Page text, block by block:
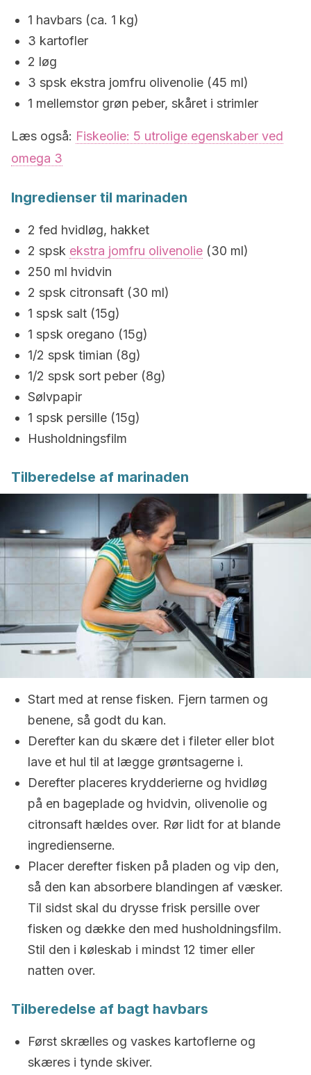
1 havbars (ca. 1 kg)
3 kartofler
2 løg
3 spsk ekstra jomfru olivenolie (45 ml)
1 mellemstor grøn peber, skåret i strimler
Læs også: Fiskeolie: 5 utrolige egenskaber ved
omega 3
Ingredienser til marinaden
2 fed hvidløg, hakket
2 spsk ekstra jomfru olivenolie (30 ml)
250 ml hvidvin
2 spsk citronsaft (30 ml)
1 spsk salt (15g)
1 spsk oregano (15g)
1/2 spsk timian (8g)
1/2 spsk sort peber (8g)
Sølvpapir
1 spsk persille (15g)
Husholdningsfilm
Tilberedelse af marinaden
Start med at rense fisken. Fjern tarmen og
benene, så godt du kan.
Derefter kan du skære det i fileter eller blot
lave et hul til at lægge grøntsagerne i.
Derefter placeres krydderierne og hvidløg
på en bageplade og hvidvin, olivenolie og
citronsaft hældes over. Rør lidt for at blande
ingredienserne.
Placer derefter fisken på pladen og vip den,
så den kan absorbere blandingen af ​​væsker.
Til sidst skal du drysse frisk persille over
fisken og dække den med husholdningsfilm.
Stil den i køleskab i mindst 12 timer eller
natten over.
Tilberedelse af bagt havbars
Først skrælles og vaskes kartoflerne og
skæres i tynde skiver.